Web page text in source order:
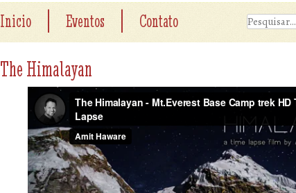
Inicio Eventos Contato
The Himalayan